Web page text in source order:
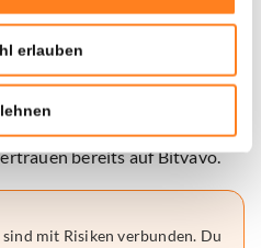
erlauben
30€ ein, um den
gratis erhalten
bereits auf Bitvavo.
mit Risiken verbunden. Du